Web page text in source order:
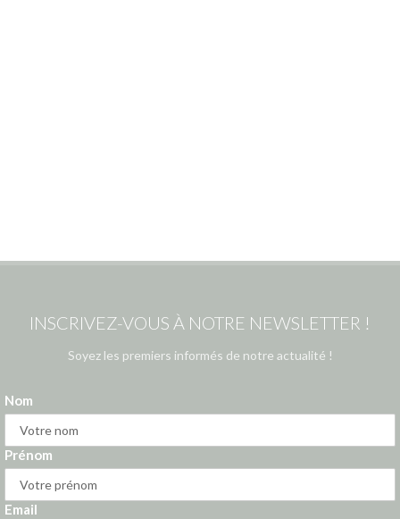
INSCRIVEZ-VOUS À NOTRE NEWSLETTER !
Soyez les premiers informés de notre actualité !
Nom
Prénom
Email